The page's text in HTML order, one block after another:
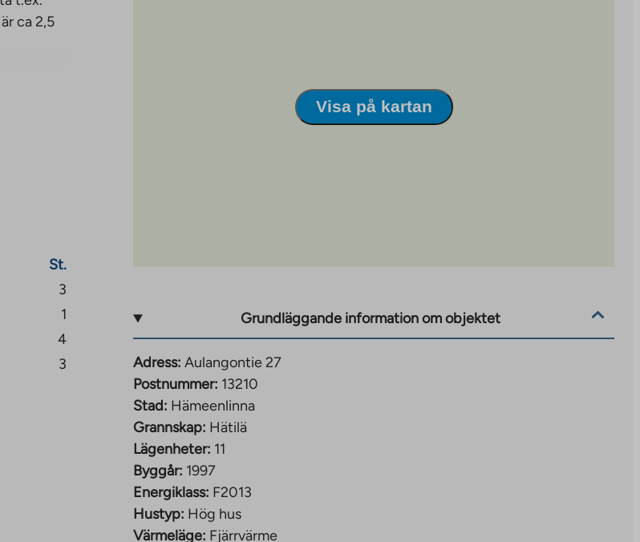
ca 2,5
St.
3
1
4
3
Visa på kartan
Grundläggande information om objektet
Adress: Aulangontie 27
Postnummer: 13210
Stad: Hämeenlinna
Grannskap: Hätilä
Lägenheter: 11
Byggår: 1997
Energiklass: F2013
Hustyp: Hög hus
Värmeläge: Fjärrvärme